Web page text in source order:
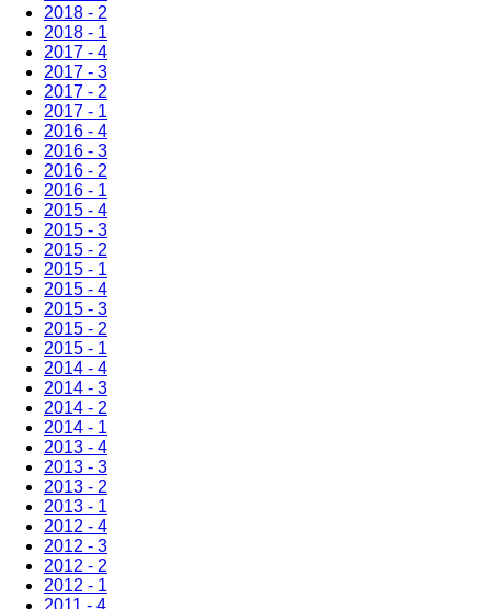
2018 - 2
2018 - 1
2017 - 4
2017 - 3
2017 - 2
2017 - 1
2016 - 4
2016 - 3
2016 - 2
2016 - 1
2015 - 4
2015 - 3
2015 - 2
2015 - 1
2015 - 4
2015 - 3
2015 - 2
2015 - 1
2014 - 4
2014 - 3
2014 - 2
2014 - 1
2013 - 4
2013 - 3
2013 - 2
2013 - 1
2012 - 4
2012 - 3
2012 - 2
2012 - 1